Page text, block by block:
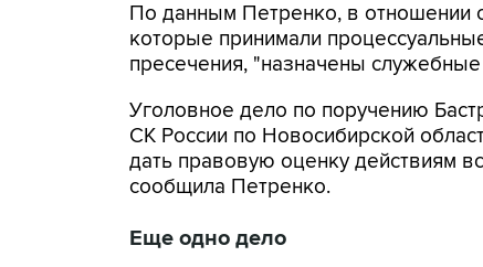
По данным Петренко, в отношении
которые принимали
пресечения, "назначены
Уголовное дело по поручению
СК России по Новосибирской
дать правовую оценку действиям
сообщила Петренко.
Еще одно дело